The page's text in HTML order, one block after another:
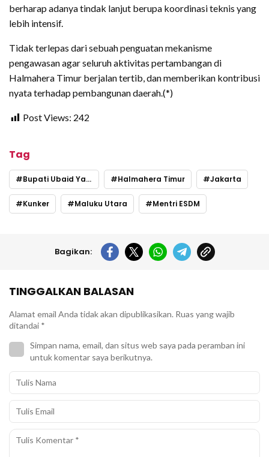
berharap adanya tindak lanjut berupa koordinasi teknis yang
lebih intensif.
Tidak terlepas dari sebuah penguatan mekanisme
pengawasan agar seluruh aktivitas pertambangan di
Halmahera Timur berjalan tertib, dan memberikan kontribusi
nyata terhadap pembangunan daerah.(*)
Post Views: 242
Tag
Bupati Ubaid Yakub Halmahera Timur Jakarta
Kunker Maluku Utara Mentri ESDM
Bagikan:
TINGGALKAN BALASAN
Alamat email Anda tidak akan dipublikasikan. Ruas yang wajib
ditandai *
Simpan nama, email, dan situs web saya pada peramban ini
untuk komentar saya berikutnya.